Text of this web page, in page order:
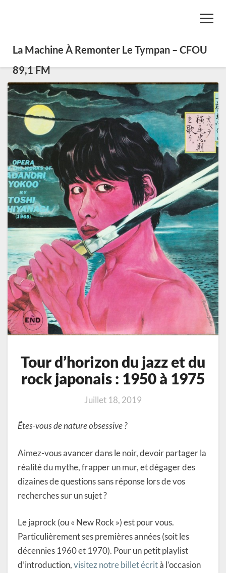
Toggle
La Machine À Remonter Le Tympan – CFOU
89,1 FM
Tour
d’horizon
du
jazz
et
du
rock
japonais :
1950
à
1975
Tour d’horizon du jazz et du
rock japonais : 1950 à 1975
Juillet 18, 2019
Êtes-vous de nature obsessive ?
Aimez-vous avancer dans le noir, devoir partager la
réalité du mythe, frapper un mur, et dégager des
dizaines de questions sans réponse lors de vos
recherches sur un sujet ?
Le japrock (ou « New Rock ») est pour vous.
Particulièrement ses premières années (soit les
décennies 1960 et 1970). Pour un petit playlist
d’introduction,visitez notre billet écrità l’occasion